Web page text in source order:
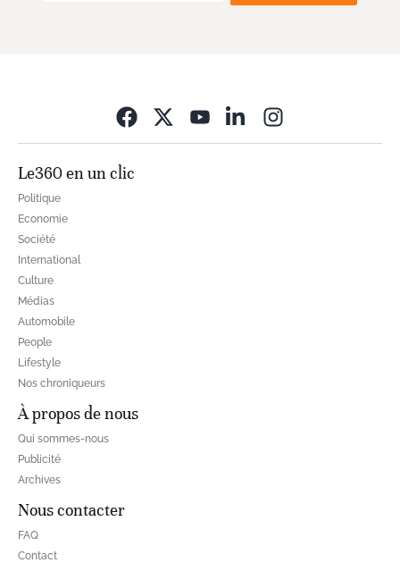
Le360 en un clic
Politique
Economie
Société
International
Culture
Médias
Automobile
People
Lifestyle
Nos chroniqueurs
À propos de nous
Qui sommes-nous
Publicité
Archives
Nous contacter
FAQ
Contact